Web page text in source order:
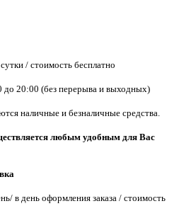
сутки / стоимость бесплатно
до 20:00 (без перерыва и выходных)
наличные и безналичные средства.
любым удобным для Вас
в день оформления заказа / стоимость